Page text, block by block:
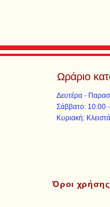
Ωράριο
Δευτέρα -
​​Σάββατο: 10:00
​Κυριακή: Κλειστά
Όροι χρήσης